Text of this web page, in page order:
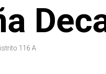
116 A